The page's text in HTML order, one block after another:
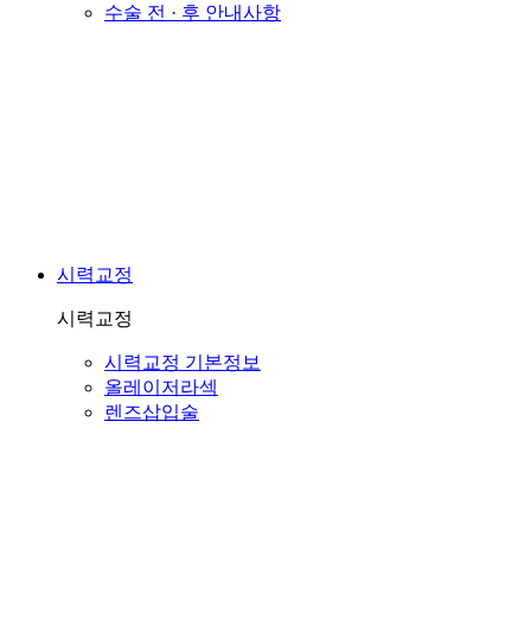
수술 전 · 후 안내사항
시력교정
시력교정
시력교정 기본정보
올레이저라섹
렌즈삽입술